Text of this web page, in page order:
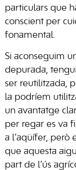
particulars que
conscient per
fonamental.
Si aconseguim
depurada,
ser reutilitzada,
la podríem
un avantatge
per regar es va
a l’aqüífer, però
que aquesta
part de l’ús